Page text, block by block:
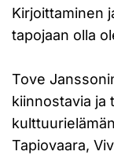
Kirjoittaminen
tapojaan olla
Tove
kiinnostavia ja
Tapiovaara,